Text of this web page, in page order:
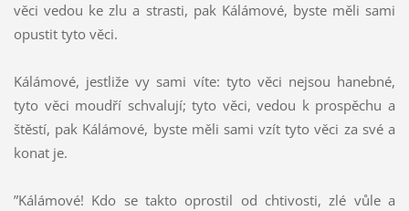
věci vedou ke zlu a strasti, pak Kálámové, byste měli sami
opustit tyto věci.
Kálámové, jestliže vy sami víte: tyto věci nejsou hanebné,
tyto věci moudří schvalují; tyto věci, vedou k prospěchu a
štěstí, pak Kálámové, byste měli sami vzít tyto věci za své a
konat je.
”Kálámové! Kdo se takto oprostil od chtivosti, zlé vůle a